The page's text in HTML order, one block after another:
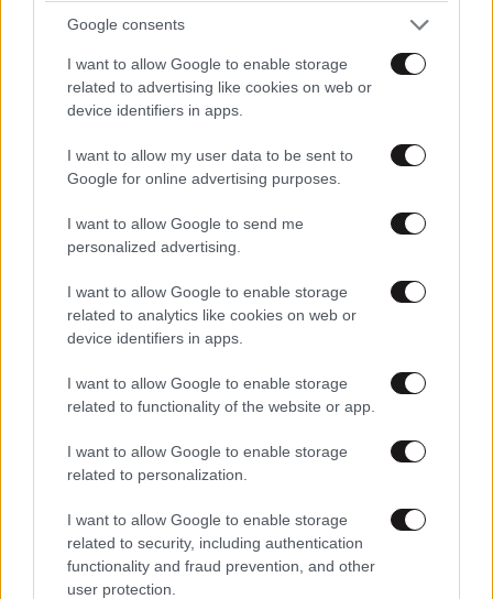
Google consents
I want to allow Google to enable storage
related to advertising like cookies on web or
device identifiers in apps.
I want to allow my user data to be sent to
Google for online advertising purposes.
I want to allow Google to send me
personalized advertising.
I want to allow Google to enable storage
related to analytics like cookies on web or
device identifiers in apps.
I want to allow Google to enable storage
related to functionality of the website or app.
I want to allow Google to enable storage
related to personalization.
I want to allow Google to enable storage
related to security, including authentication
functionality and fraud prevention, and other
user protection.
Το μαροκινό χωριό που έγινε σκηνικό από την
«Οδύσσεια» και το «Game of Thrones» μέχρι το
βίντεο κλιπ της Βανδή
Κιόνι: Το παραθαλάσσιο κόσμημα της Ιθάκης